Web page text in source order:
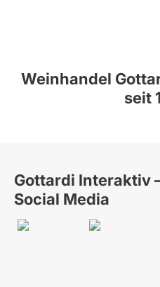
Weinhandel
seit
Gottardi Interaktiv
Social Media